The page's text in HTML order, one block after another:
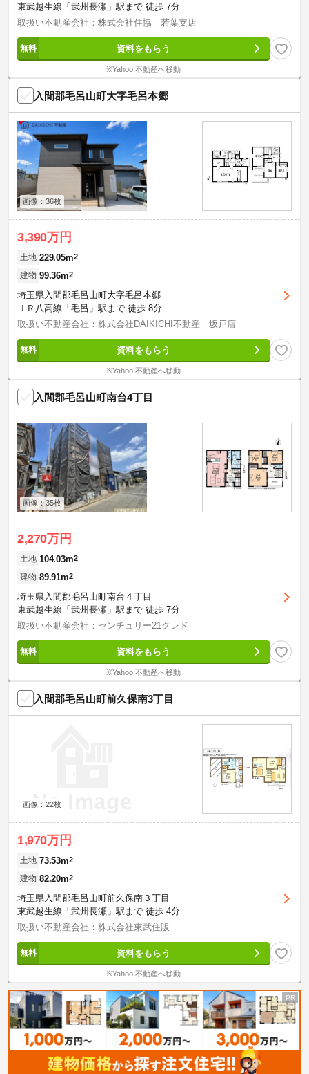
東武越生線「武州長瀬」駅まで 徒歩 7分
取扱い不動産会社：株式会社住協 若葉支店
資料をもらう
※Yahoo!不動産へ移動
入間郡毛呂山町大字毛呂本郷
画像：36枚
3,390万円
土地 229.05m2
建物 99.36m2
埼玉県入間郡毛呂山町大字毛呂本郷
ＪＲ八高線「毛呂」駅まで 徒歩 8分
取扱い不動産会社：株式会社DAIKICHI不動産 坂戸店
資料をもらう
※Yahoo!不動産へ移動
入間郡毛呂山町南台4丁目
画像：35枚
2,270万円
土地 104.03m2
建物 89.91m2
埼玉県入間郡毛呂山町南台４丁目
東武越生線「武州長瀬」駅まで 徒歩 7分
取扱い不動産会社：センチュリー21クレド
資料をもらう
※Yahoo!不動産へ移動
入間郡毛呂山町前久保南3丁目
画像：22枚
1,970万円
土地 73.53m2
建物 82.20m2
埼玉県入間郡毛呂山町前久保南３丁目
東武越生線「武州長瀬」駅まで 徒歩 4分
取扱い不動産会社：株式会社東武住販
資料をもらう
※Yahoo!不動産へ移動